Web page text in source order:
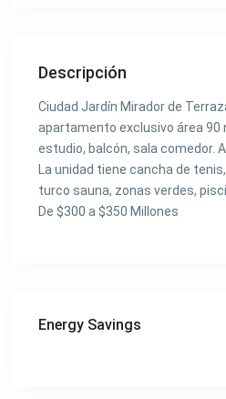
Descripción
Ciudad Jardín Mirador de
apartamento exclusivo área 90
estudio, balcón, sala comedor.
La unidad tiene cancha de
turco sauna, zonas verdes,
De $300 a $350 Millones
Energy Savings